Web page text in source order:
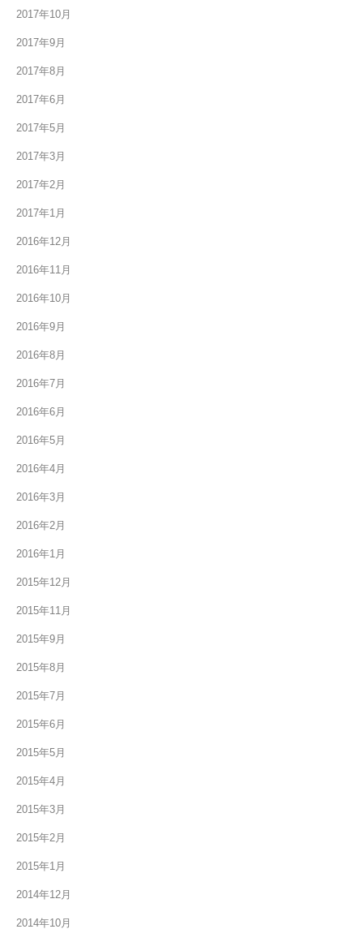
2017年10月
2017年9月
2017年8月
2017年6月
2017年5月
2017年3月
2017年2月
2017年1月
2016年12月
2016年11月
2016年10月
2016年9月
2016年8月
2016年7月
2016年6月
2016年5月
2016年4月
2016年3月
2016年2月
2016年1月
2015年12月
2015年11月
2015年9月
2015年8月
2015年7月
2015年6月
2015年5月
2015年4月
2015年3月
2015年2月
2015年1月
2014年12月
2014年10月